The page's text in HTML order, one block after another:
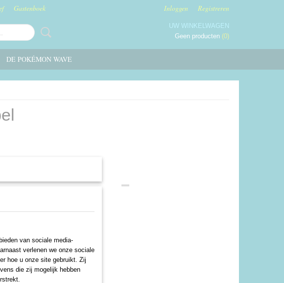
Gastenboek Inloggen Registreren
UW WINKELWAGEN
Geen producten (0)
DE POKÉMON WAVE
van sociale media-
verlenen we onze sociale
hoe u onze site gebruikt. Zij
die zij mogelijk hebben